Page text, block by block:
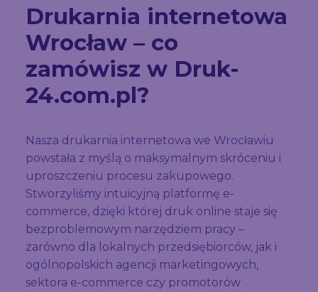
Drukarnia internetowa
Wrocław – co
zamówisz w Druk-
24.com.pl?
Nasza drukarnia internetowa we Wrocławiu
powstała z myślą o maksymalnym skróceniu i
uproszczeniu procesu zakupowego.
Stworzyliśmy intuicyjną platformę e-
commerce, dzięki której druk online staje się
bezproblemowym narzędziem pracy –
zarówno dla lokalnych przedsiębiorców, jak i
ogólnopolskich agencji marketingowych,
sektora e-commerce czy promotorów